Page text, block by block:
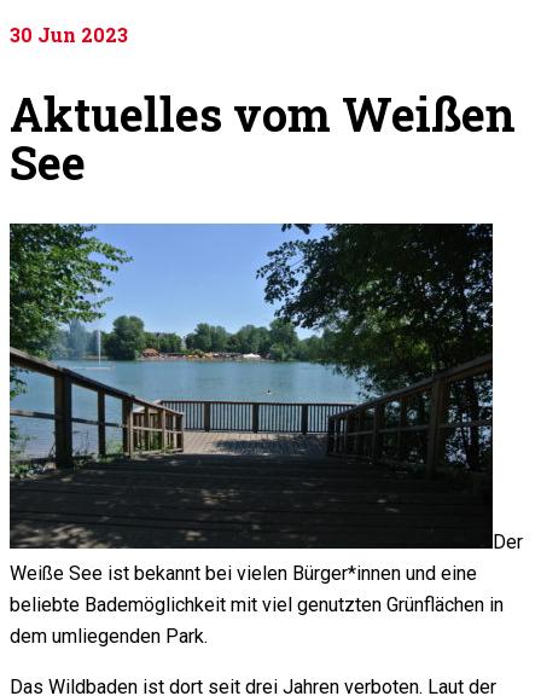
30 Jun 2023
Aktuelles vom Weißen
See
Der
Weiße See ist bekannt bei vielen Bürger*innen und eine
beliebte Bademöglichkeit mit viel genutzten Grünflächen in
dem umliegenden Park.
Das Wildbaden ist dort seit drei Jahren verboten. Laut der